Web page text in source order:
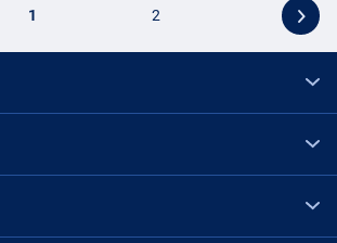
1 2